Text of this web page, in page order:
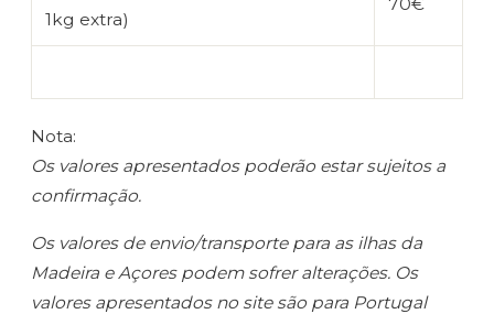
1kg extra)
Nota:
Os valores apresentados poderão estar sujeitos a
confirmação.
Os valores de envio/transporte para as ilhas da
Madeira e Açores podem sofrer alterações. Os
valores apresentados no site são para Portugal